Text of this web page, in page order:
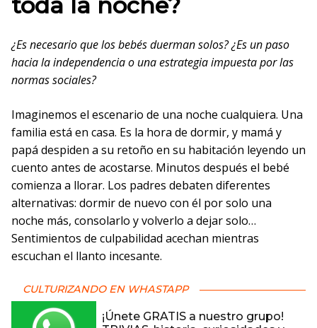
¿Es necesario que los bebés duerman solos? ¿Es un paso
hacia la independencia o una estrategia impuesta por las
normas sociales?
Imaginemos el escenario de una noche cualquiera. Una
familia está en casa. Es la hora de dormir, y mamá y
papá despiden a su retoño en su habitación leyendo un
cuento antes de acostarse. Minutos después el bebé
comienza a llorar. Los padres debaten diferentes
alternativas: dormir de nuevo con él por solo una
noche más, consolarlo y volverlo a dejar solo…
Sentimientos de culpabilidad acechan mientras
escuchan el llanto incesante.
CULTURIZANDO EN WHASTAPP
¡Únete GRATIS a nuestro grupo!